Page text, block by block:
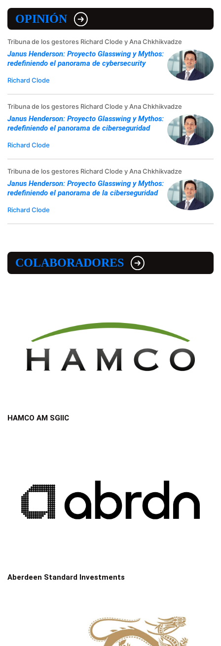
OPINIÓN
Tribuna de los gestores Richard Clode y Ana Chkhikvadze
Janus Henderson: Proyecto Glasswing y Mythos:
redefiniendo el panorama de cybersecurity
Richard Clode
Tribuna de los gestores Richard Clode y Ana Chkhikvadze
Janus Henderson: Proyecto Glasswing y Mythos:
redefiniendo el panorama de ciberseguridad
Richard Clode
Tribuna de los gestores Richard Clode y Ana Chkhikvadze
Janus Henderson: Proyecto Glasswing y Mythos:
redefiniendo el panorama de la ciberseguridad
Richard Clode
COLABORADORES
HAMCO AM SGIIC
Aberdeen Standard Investments